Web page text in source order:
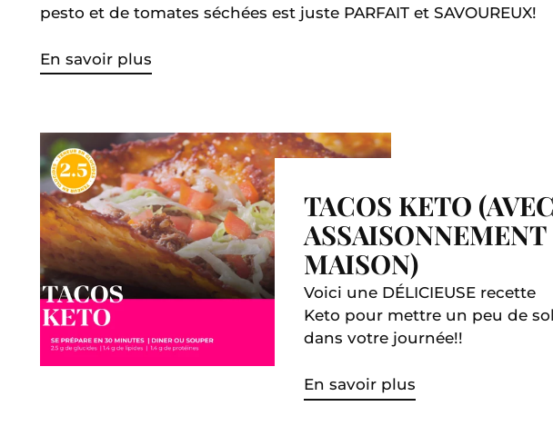
pesto et de tomates séchées est juste PARFAIT et SAVOUREUX!
En savoir plus
TACOS KETO (AVEC
ASSAISONNEMENT
MAISON)
Voici une DÉLICIEUSE recette
Keto pour mettre un peu de
dans votre journée!!
En savoir plus